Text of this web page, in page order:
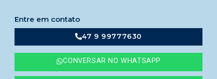
Entre em contato
47 9 99777630
CONVERSAR NO WHATSAPP